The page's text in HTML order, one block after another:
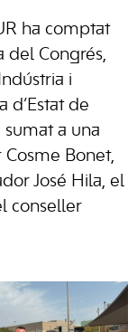
ha comptat
del Congrés,
i
d’Estat de
sumat a una
Bonet,
José Hila, el
conseller